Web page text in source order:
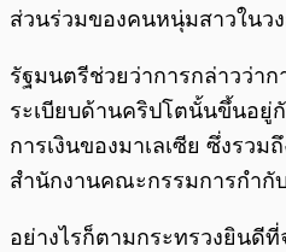
ส่วนร่วมของคนหนุ่มสาวในว
รัฐมนตรีช่วยว่าการกล่าวว่า
ระเบียบด้านคริปโตนั้นขึ้นอยู่
การเงินของมาเลเซีย ซึ่งรวม
สำนักงานคณะกรรมการกำกั
อย่างไรก็ตามกระทรวงยินดี